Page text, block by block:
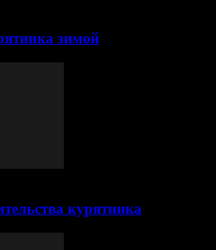
зимой
курятника